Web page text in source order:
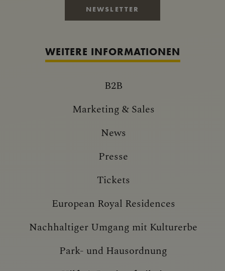
NEWSLETTER
WEITERE INFORMATIONEN
B2B
Marketing & Sales
News
Presse
Tickets
European Royal Residences
Nachhaltiger Umgang mit Kulturerbe
Park- und Hausordnung